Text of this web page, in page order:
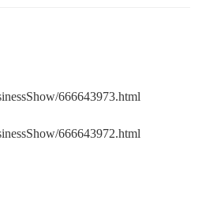
666643973.html
666643972.html